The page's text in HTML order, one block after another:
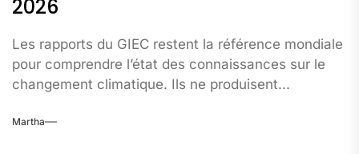
2026
Les rapports du GIEC restent la référence mondiale
pour comprendre l’état des connaissances sur le
changement climatique. Ils ne produisent...
Martha